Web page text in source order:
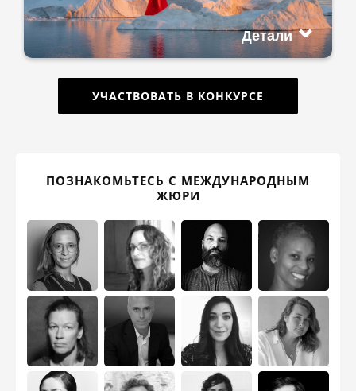
Детали
УЧАСТВОВАТЬ В КОНКУРСЕ
ПОЗНАКОМЬТЕСЬ С МЕЖДУНАРОДНЫМ
ЖЮРИ